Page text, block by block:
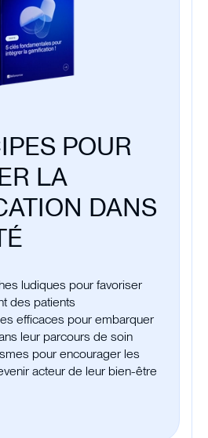
POUR
LA
DANS
ludiques pour favoriser
des patients
efficaces pour embarquer
leur parcours de soin
pour encourager les
acteur de leur bien-être